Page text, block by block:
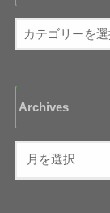
Archives